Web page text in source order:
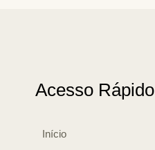
Acesso Rápido
Início